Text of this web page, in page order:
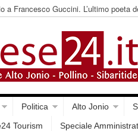
a Francesco Guccini. L’ultimo poeta
Politica Alto Jonio
Tourism Speciale